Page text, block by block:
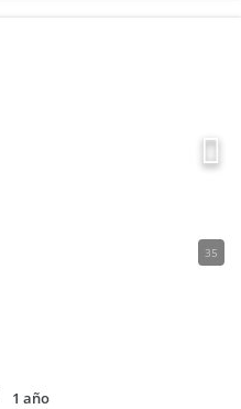
35
1 año